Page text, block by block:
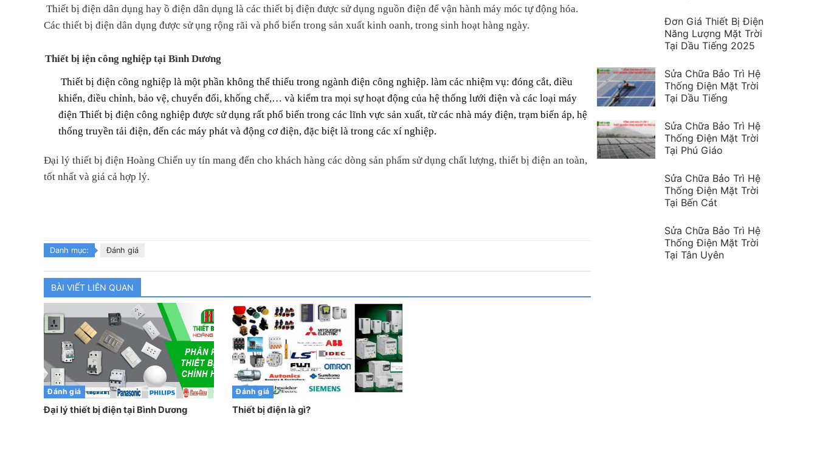
Thiết bị điện dân dụng hay ồ điện dân dụng là các thiết bị điện được sử dụng nguồn điện để vận hành máy móc tự động hóa.
Các thiết bị điện dân dụng được sử ụng rộng rãi và phổ biến trong sản xuất kinh oanh, trong sinh hoạt hàng ngày.
Thiết bị iện công nghiệp tại Bình Dương
Thiết bị điện công nghiệp là một phần không thể thiếu trong ngành điện công nghiệp. làm các nhiệm vụ: đóng cắt, điều
khiển, điều chỉnh, bảo vệ, chuyển đổi, khống chế,… và kiểm tra mọi sự hoạt động của hệ thống lưới điện và các loại máy
điện Thiết bị điện công nghiệp được sử dụng rất phổ biến trong các lĩnh vực sản xuất, từ các nhà máy điện, trạm biến áp, hệ
thống truyền tải điện, đến các máy phát và động cơ điện, đặc biệt là trong các xí nghiệp.
Đại lý thiết bị điện Hoàng Chiến uy tín mang đến cho khách hàng các dòng sản phẩm sử dụng chất lượng, thiết bị điện an toàn,
tốt nhất và giá cả hợp lý.
Danh mục: Đánh giá
BÀI VIẾT LIÊN QUAN
Đánh giá
Đại lý thiết bị điện tại Bình Dương
Đánh giá
Thiết bị điện là gì?
Đơn Giá Thiết Bị Điện
Năng Lượng Mặt Trời
Tại Dầu Tiếng 2025
Sửa Chữa Bảo Trì Hệ
Thống Điện Mặt Trời
Tại Dầu Tiếng
Sửa Chữa Bảo Trì Hệ
Thống Điện Mặt Trời
Tại Phú Giáo
Sửa Chữa Bảo Trì Hệ
Thống Điện Mặt Trời
Tại Bến Cát
Sửa Chữa Bảo Trì Hệ
Thống Điện Mặt Trời
Tại Tân Uyên